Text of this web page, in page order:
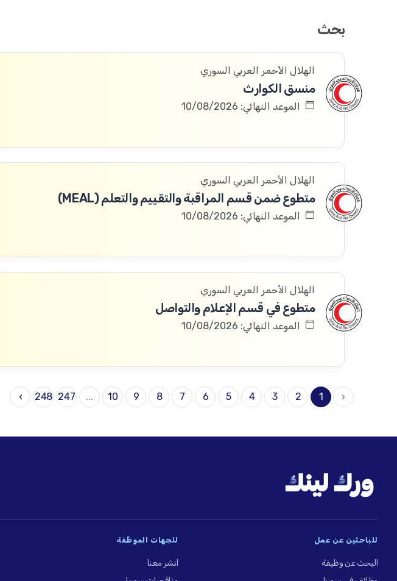
بحث
الهلال الأحمر العربي السوري
منسق الكوارث
الموعد النهائي: 10/08/2026
الهلال الأحمر العربي السوري
متطوع ضمن قسم المراقبة والتقييم والتعلم (MEAL)
الموعد النهائي: 10/08/2026
الهلال الأحمر العربي السوري
متطوع في قسم الإعلام والتواصل
الموعد النهائي: 10/08/2026
‹
1
2
3
4
5
6
7
8
9
10
...
247
248
›
للباحثين عن عمل
البحث عن وظيفة
للجهات الموظِّفة
انشر معنا